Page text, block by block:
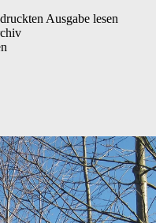
Ausgabe lesen